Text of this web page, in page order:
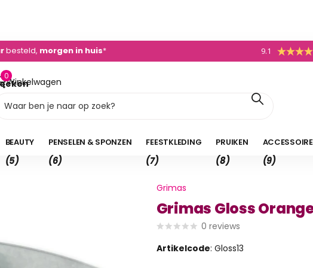
- 450 882
besteld, morgen in huis* 9.1
Winkelwagen
0
0,00
BEAUTY
(5)
PENSELEN & SPONZEN
(6)
FEESTKLEDING
(7)
PRUIKEN
(8) (9)
Grimas
Grimas Gloss
0 reviews
Artikelcode: Gloss13